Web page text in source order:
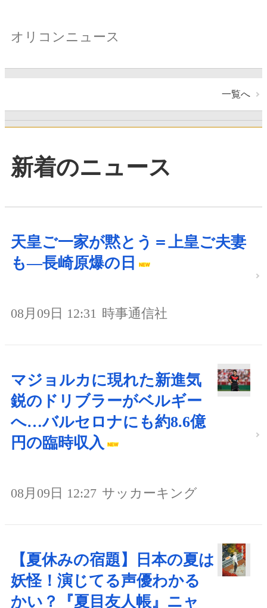
オリコンニュース
一覧へ
新着のニュース
天皇ご一家が黙とう＝上皇ご夫妻
も―長崎原爆の日
08月09日 12:31 時事通信社
マジョルカに現れた新進気
鋭のドリブラーがベルギー
へ…バルセロナにも約8.6億
円の臨時収入
08月09日 12:27 サッカーキング
【夏休みの宿題】日本の夏は
妖怪！演じてる声優わかる
かい？『夏目友人帳』ニャ